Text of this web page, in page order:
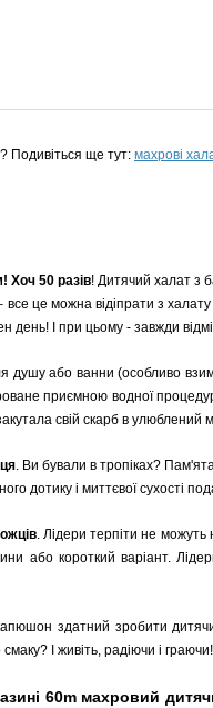
ще тут: махрові
Хоч 50 разів! Дитячий халат з
все це можна відіпрати з
день! І при цьому - завжди
душу або ванни (особливо
приємною водної
свій скарб в улюблений
. Ви бували в тропіках?
дотику і миттєвої
. Лідери терпіти не можуть
або короткий варіант.
здатний зробити
І живіть, радіючи і граючи!
60m махровий